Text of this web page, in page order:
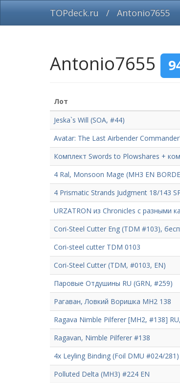
TOPdeck.ru / Antonio7655
Antonio7655
Лот
Jeska`s Will (SOA, #44)
Avatar: The Last Airbender
Комплект Swords to Plowshares +
4 Ral, Monsoon Mage (MH3 EN
4 Prismatic Strands Judgment 18/143
URZATRON из Chronicles с разными
Cori-Steel Cutter Eng (TDM #103),
Cori-steel cutter TDM 0103
Cori-Steel Cutter (TDM, #0103, EN)
Паровые Отдушины RU (GRN, #259)
Рагаван, Ловкий Воришка MH2 138
Ragava Nimble Pilferer [MH2, #138]
Ragavan, Nimble Pilferer #138
4x Leyling Binding (Foil DMU #024/281)
Polluted Delta (MH3) #224 EN